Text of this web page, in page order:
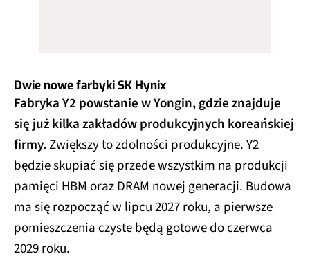
Dwie nowe farbyki SK Hynix
Fabryka Y2 powstanie w Yongin, gdzie znajduje
się już kilka zakładów produkcyjnych koreańskiej
firmy.Zwiększy to zdolności produkcyjne. Y2
będzie skupiać się przede wszystkim na produkcji
pamięci HBM oraz DRAM nowej generacji. Budowa
ma się rozpocząć w lipcu 2027 roku, a pierwsze
pomieszczenia czyste będą gotowe do czerwca
2029 roku.